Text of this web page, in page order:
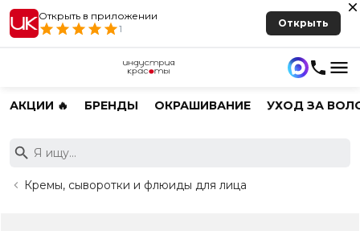
Открыть в приложении
1
Открыть
АКЦИИ 🔥 БРЕНДЫ ОКРАШИВАНИЕ УХОД ЗА
Кремы, сыворотки и флюиды для лица